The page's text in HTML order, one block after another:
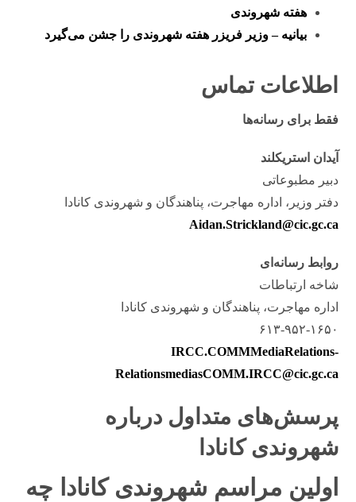
هفته شهروندی
بیانیه – وزیر فریزر هفته شهروندی را جشن می‌گیرد
اطلاعات تماس
فقط برای رسانه‌ها
آیدان استریکلند
دبیر مطبوعاتی
دفتر وزیر، اداره مهاجرت، پناهندگان و شهروندی کانادا
Aidan.Strickland@cic.gc.ca
روابط رسانه‌ای
شاخه ارتباطات
اداره مهاجرت، پناهندگان و شهروندی کانادا
۶۱۳-۹۵۲-۱۶۵۰
IRCC.COMMMediaRelations-
RelationsmediasCOMM.IRCC@cic.gc.ca
پرسش‌های متداول درباره
شهروندی کانادا
اولین مراسم شهروندی کانادا چه